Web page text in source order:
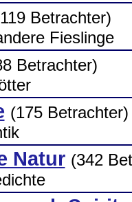
Betrachter)
Fieslinge
Betrachter)
(175 Betrachter)
Natur (342